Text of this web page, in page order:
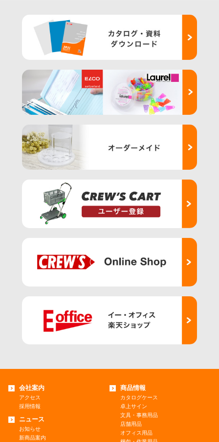
会社案内
アクセス
採用情報
ニュース
お知らせ
新商品案内
商品情報
カタログケース
卓上サイン
文具・事務用品
店舗用品
オフィス用品